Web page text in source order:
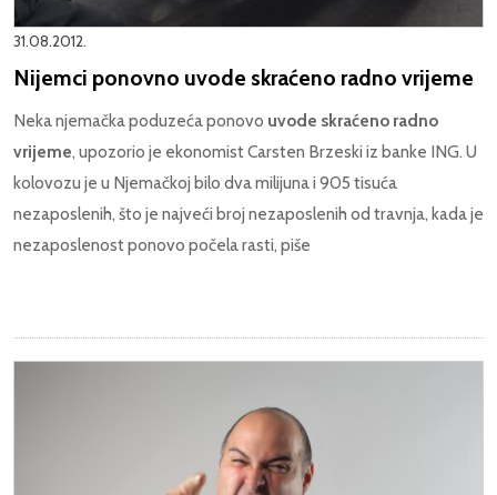
31.08.2012.
Nijemci ponovno uvode skraćeno radno vrijeme
Neka njemačka poduzeća ponovo uvode skraćeno radno
vrijeme, upozorio je ekonomist Carsten Brzeski iz banke ING. U
kolovozu je u Njemačkoj bilo dva milijuna i 905 tisuća
nezaposlenih, što je najveći broj nezaposlenih od travnja, kada je
nezaposlenost ponovo počela rasti, piše